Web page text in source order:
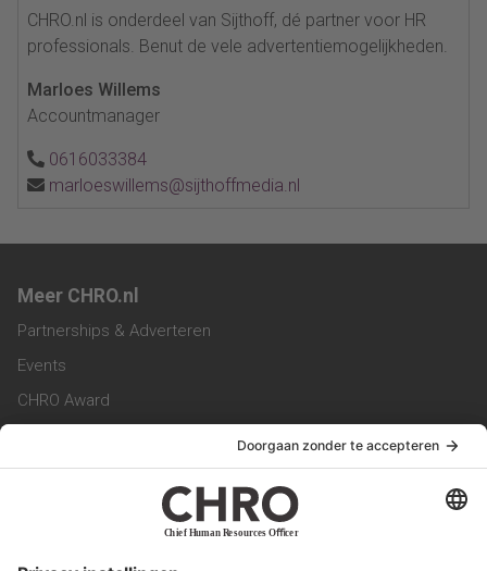
CHRO.nl is onderdeel van Sijthoff, dé partner voor HR
professionals. Benut de vele advertentiemogelijkheden.
Marloes Willems
Accountmanager
0616033384
marloeswillems@sijthoffmedia.nl
Meer CHRO.nl
Partnerships & Adverteren
Events
CHRO Award
CHRO Magazine
Service & Contact